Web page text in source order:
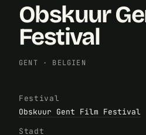
Obskuur
Festival
GENT · BELGIEN
Festival
Obskuur Gent Film Festival
Stadt